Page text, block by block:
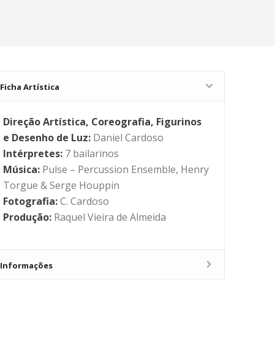
Ficha Artística
Direção Artística, Coreografia, Figurinos
e Desenho de Luz:Daniel Cardoso
Intérpretes:7 bailarinos
Música:Pulse – Percussion Ensemble, Henry
Torgue & Serge Houppin
Fotografia:C. Cardoso
Produção:Raquel Vieira de Almeida
Informações